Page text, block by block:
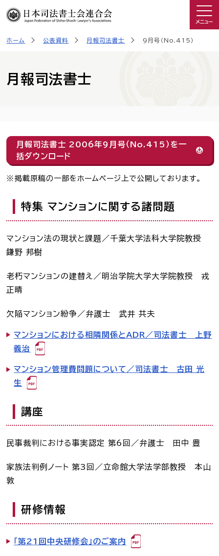
司法書士を知る
日司連について
司法書士に相談したい人へ
学生の皆さんへ
会員の方へ
司法書士法に違反する
文字サイズ
メニュー
ホーム 公表資料 月報司法書士 9月号（No.415）
月報司法書士
月報司法書士 2006年9月号（No.415）を一
括ダウンロード
掲載原稿の一部をホームページ上で公開しております。
特集 マンションに関する諸問題
マンション法の現状と課題／千葉大学法科大学院教授
鎌野 邦樹
老朽マンションの建替え／明治学院大学大学院教授 戎
正晴
欠陥マンション紛争／弁護士 武井 共夫
マンションにおける相隣関係とADR／司法書士 上野
義治
マンション管理費問題について／司法書士 古田 光
生
講座
民事裁判における事実認定 第6回／弁護士 田中 豊
家族法判例ノート 第3回／立命館大学法学部教授 本山
敦
研修情報
「第21回中央研修会」のご案内